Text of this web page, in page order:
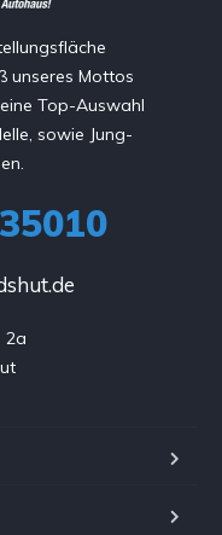
unseres Mottos
Top-Auswahl
sowie Jung-
2a